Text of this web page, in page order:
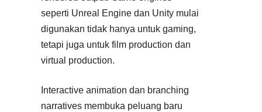
seperti Unreal Engine dan Unity mulai
digunakan tidak hanya untuk gaming,
tetapi juga untuk film production dan
virtual production.
Interactive animation dan branching
narratives membuka peluang baru